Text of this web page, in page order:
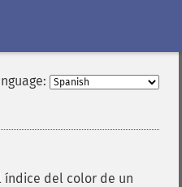
índice del color de un